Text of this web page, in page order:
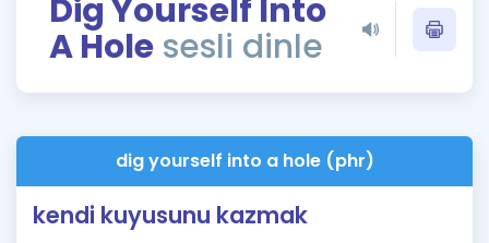
Kampanyalar
Blog
İngilizce Gramer
Dig Yourself Into
A Hole sesli dinle
dig yourself into a hole (phr)
kendi kuyusunu kazmak